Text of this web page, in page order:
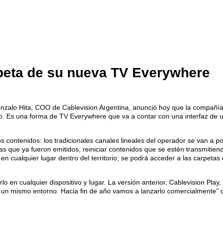
de su nueva TV Everywhere
Hita, COO de Cablevision Argentina, anunció hoy que la
Es una forma de TV Everywhere que va a contar con una interfaz
contenidos: los tradicionales canales lineales del operador se van a
que ya fueron emitidos, reiniciar contenidos que se estén
cualquier lugar dentro del territorio, se podrá acceder a las
en cualquier dispositivo y lugar. La versión anterior, Cablevision
mismo entorno. Hacia fin de año vamos a lanzarlo comercialmente”